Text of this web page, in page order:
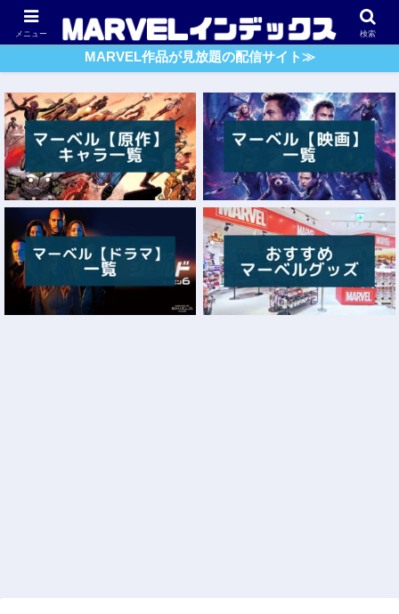
アベンジャーズ スパイダーマン ガーディアンズ・O・G
MARVEL作品が見放題の配信サイト≫
メニュー 検索